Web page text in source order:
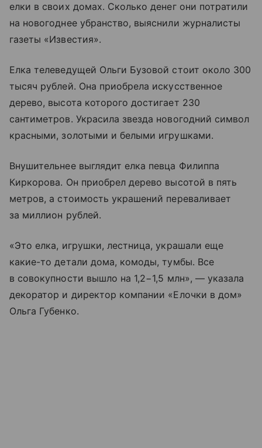
елки в своих домах. Сколько денег они потратили
на новогоднее убранство, выяснили журналисты
газеты «Известия».
Елка телеведущей Ольги Бузовой стоит около 300
тысяч рублей. Она приобрела искусственное
дерево, высота которого достигает 230
сантиметров. Украсила звезда новогодний символ
красными, золотыми и белыми игрушками.
Внушительнее выглядит елка певца Филиппа
Киркорова. Он приобрел дерево высотой в пять
метров, а стоимость украшений переваливает
за миллион рублей.
«Это елка, игрушки, лестница, украшали еще
какие-то детали дома, комоды, тумбы. Все
в совокупности вышло на 1,2−1,5 млн», — указала
декоратор и директор компании «Елочки в дом»
Ольга Губенко.